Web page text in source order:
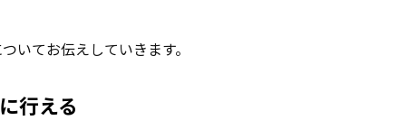
いてお伝えしていきます。
行える